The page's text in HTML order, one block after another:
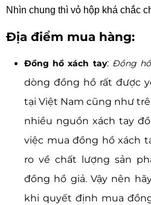
Nhìn chung thì vỏ hộp khá chắc
Địa điểm mua hàng:
Đồng hồ xách tay: Đồng
dòng đồng hồ rất được
tại Việt Nam cũng như
nhiều nguồn xách tay
việc mua đồng hồ xách
ro về chất lượng sản
đồng hồ giả. Vậy nên
khi quyết định mua